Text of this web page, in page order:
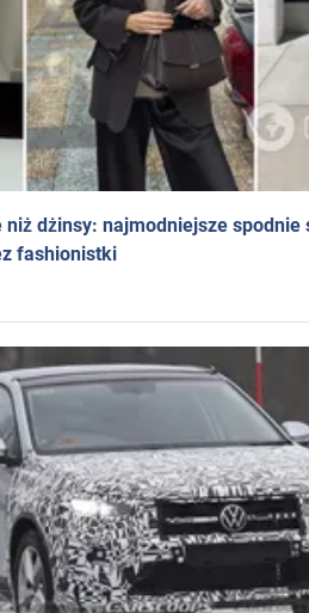
niż dżinsy: najmodniejsze spodnie
fashionistki